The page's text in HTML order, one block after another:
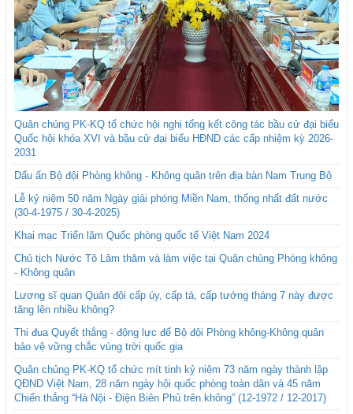
Quân chủng PK-KQ tổ chức hội nghị tổng kết công tác bầu cử đại biểu
Quốc hội khóa XVI và bầu cử đại biểu HĐND các cấp nhiệm kỳ 2026-
2031
Dấu ấn Bộ đội Phòng không - Không quân trên địa bàn Nam Trung Bộ
Lễ kỷ niệm 50 năm Ngày giải phóng Miền Nam, thống nhất đất nước
(30-4-1975 / 30-4-2025)
Khai mạc Triển lãm Quốc phòng quốc tế Việt Nam 2024
Chủ tịch Nước Tô Lâm thăm và làm việc tại Quân chủng Phòng không
- Không quân
Lương sĩ quan Quân đội cấp úy, cấp tá, cấp tướng tháng 7 này được
tăng lên nhiều không?
Thi đua Quyết thắng - động lực để Bộ đội Phòng không-Không quân
bảo vệ vững chắc vùng trời quốc gia
Quân chủng PK-KQ tổ chức mít tinh kỷ niệm 73 năm ngày thành lập
QĐND Việt Nam, 28 năm ngày hội quốc phòng toàn dân và 45 năm
Chiến thắng “Hà Nội - Điện Biên Phủ trên không” (12-1972 / 12-2017)